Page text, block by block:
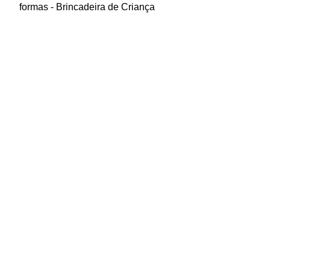
formas - Brincadeira de Criança